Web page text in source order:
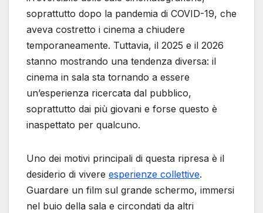
soprattutto dopo la pandemia di COVID-19, che
aveva costretto i cinema a chiudere
temporaneamente. Tuttavia, il 2025 e il 2026
stanno mostrando una tendenza diversa: il
cinema in sala sta tornando a essere
un’esperienza ricercata dal pubblico,
soprattutto dai più giovani e forse questo è
inaspettato per qualcuno.
Uno dei motivi principali di questa ripresa è il
desiderio di vivere esperienze collettive.
Guardare un film sul grande schermo, immersi
nel buio della sala e circondati da altri